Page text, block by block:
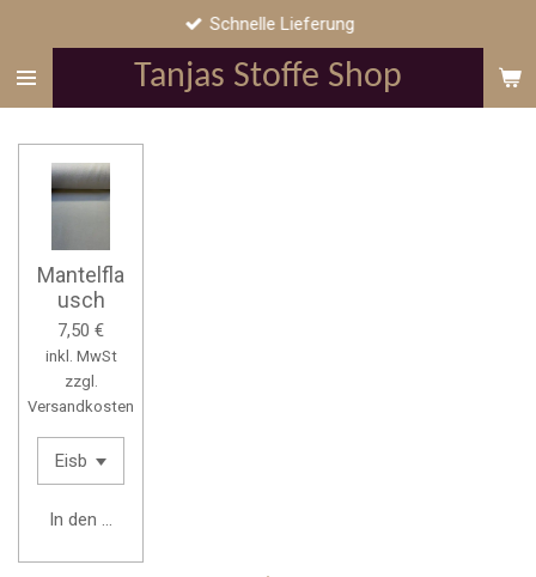
springen
Tanjas Stoffe Shop
Schnelle Lieferung
Mantelfla
usch
7,50 €
inkl. MwSt
zzgl.
Versandkosten
In den Warenkorb